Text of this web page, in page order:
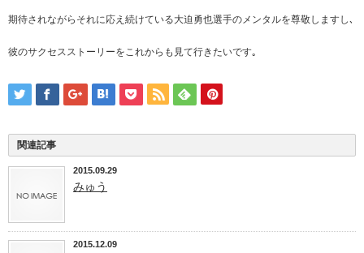
期待されながらそれに応え続けている大迫勇也選手のメンタルを尊敬しますし､
彼のサクセスストーリーをこれからも見て行きたいです｡
関連記事
2015.09.29
みゅう
2015.12.09